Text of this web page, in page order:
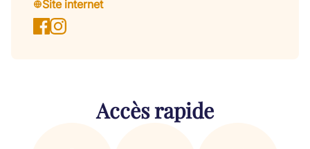
Site internet
Accès rapide